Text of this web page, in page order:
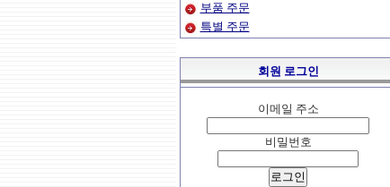
부품 주문
특별 주문
회원 로그인
이메일 주소
비밀번호